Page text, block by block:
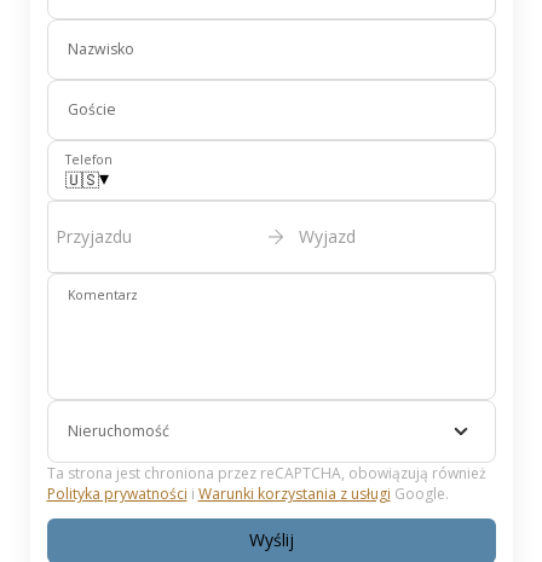
Nazwisko
Goście
Telefon
🇺🇸▾
Przyjazdu Wyjazd
Komentarz
Nieruchomość
Ta strona jest chroniona przez reCAPTCHA, obowiązują również
Polityka prywatności i Warunki korzystania z usługi Google.
Wyślij